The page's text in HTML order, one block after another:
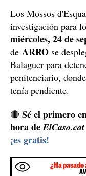
Los Mossos
investigación para
miércoles, 24 de
de ARRO se
Balaguer para
penitenciario,
tenía pendiente.
🔴 Sé el primero
hora deElCaso.cat
¡es gratis!
¿Ha pasado